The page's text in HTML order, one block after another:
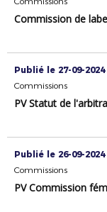
Commission de
Publié le 27-09-2024
Commissions
PV Statut de
Publié le 26-09-2024
Commissions
PV Commission